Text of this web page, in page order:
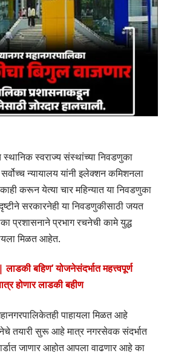
स्थानिक स्वराज्य संस्थांच्या निवडणुका
न्यायालय यांनी इलेक्शन कमिशनला
करून येत्या चार महिन्यात या निवडणुका
सरकारनेही या निवडणुकीसाठी जयत
प्रशासनाने प्रभाग रचनेची कामे युद्ध
मिळत आहेत.
बहिण’ योजनेसंदर्भात महत्त्वपूर्ण
होणार लाडकी बहीण
पाहायला मिळत आहे
तयारी सुरू आहे मात्र नगरसेवक संदर्भात
जाणार आहोत आपला वाढणार आहे का